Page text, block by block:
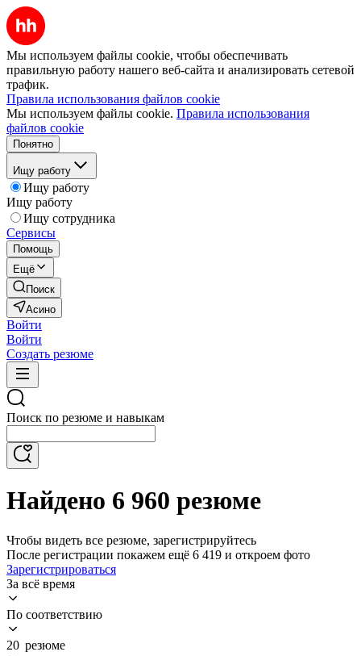
Мы используем файлы cookie, чтобы обеспечивать
правильную работу нашего веб-сайта и анализировать сетевой
трафик.
Правила использования файлов cookie
Мы используем файлы cookie. Правила использования
файлов cookie
Понятно
Ищу работу
Ищу работу
Ищу работу
Ищу сотрудника
Сервисы
Помощь
Ещё
Поиск
Асино
Войти
Войти
Создать резюме
Поиск по резюме и навыкам
Найдено 6 960 резюме
Чтобы видеть все резюме, зарегистрируйтесь
После регистрации покажем ещё 6 419 и откроем фото
Зарегистрироваться
За всё время
По соответствию
20 резюме